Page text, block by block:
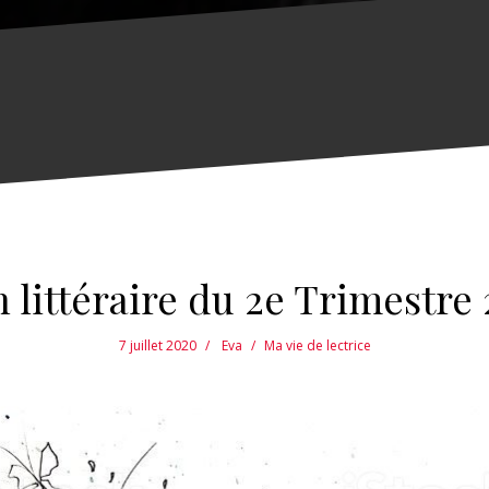
littéraire du 2e Trimestre
7 juillet 2020 Eva Ma vie de lectrice